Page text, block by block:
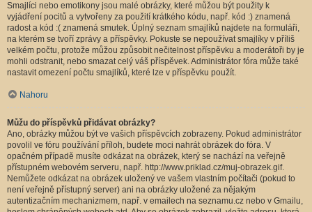
Smajlíci nebo emotikony jsou malé obrázky, které můžou být použity k
vyjádření pocitů a vytvořeny za použití krátkého kódu, např. kód :) znamená
radost a kód :( znamená smutek. Úplný seznam smajlíků najdete na formuláři,
na kterém se tvoří zprávy a příspěvky. Pokuste se nepoužívat smajlíky v příliš
velkém počtu, protože můžou způsobit nečitelnost příspěvku a moderátoři by je
mohli odstranit, nebo smazat celý váš příspěvek. Administrátor fóra může také
nastavit omezení počtu smajlíků, které lze v příspěvku použít.
Nahoru
Můžu do příspěvků přidávat obrázky?
Ano, obrázky můžou být ve vašich příspěvcích zobrazeny. Pokud administrátor
povolil ve fóru používání příloh, budete moci nahrát obrázek do fóra. V
opačném případě musíte odkázat na obrázek, který se nachází na veřejně
přístupném webovém serveru, např. http://www.priklad.cz/muj-obrazek.gif.
Nemůžete odkázat na obrázek uložený ve vašem vlastním počítači (pokud to
není veřejně přístupný server) ani na obrázky uložené za nějakým
autentizačním mechanizmem, např. v emailech na seznamu.cz nebo v Gmailu,